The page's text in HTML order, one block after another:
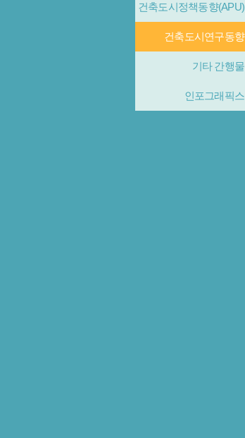
건축도시정책동향(APU)
건축도시연구동향
기타 간행물
인포그래픽스